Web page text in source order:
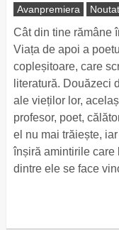
Avanpremiera
Cât din tine rămâne
Viața de apoi a
copleșitoare, care
literatură. Douăzeci
ale vieților lor,
profesor, poet,
el nu mai trăiește,
înșiră amintirile care
dintre ele se face